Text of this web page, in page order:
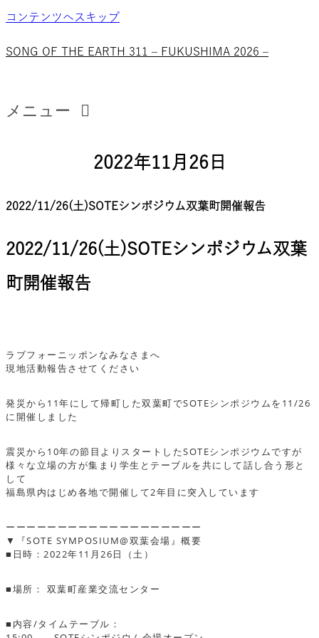
コンテンツへスキップ
SONG OF THE EARTH 311 – FUKUSHIMA 2026 –
メニュー
2022年11月26日
2022/11/26(土)SOTEシンポジウム双葉町開催報告
2022/11/26(土)SOTEシンポジウム双葉
町開催報告
ラブフォーニッポンなみなさまへ
現地活動報告させてください
発災から11年にして帰町した双葉町でSOTEシンポジウムを11/26
に開催しました
震災から10年の節目よりスタートしたSOTEシンポジウムですが
様々な立場の方が集まり学生とテーブルを共にして話し合う形と
して
福島県内はじめ各地で開催して2年目に突入しています
ーーーーーーーーーーーーーーーーーーー
▼『SOTE SYMPOSIUM@双葉会場』概要
■日時：2022年11月26日（土）
■場所： 双葉町産業交流センター
■内容/タイムテーブル：